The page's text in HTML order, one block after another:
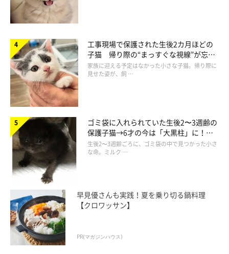
工事現場で保護された生後2カ月ほどの
子猫 帰り際の“まっすぐな視線”が忘れ
られず、家族の一員に
家族に迎える予定はなかった小さな子猫。帰り際に
見せた姿が、飼 …
ゴミ袋に入れられていた生後2〜3週齢の
保護子猫→6才の今は「大黒柱」に！
美しい黒猫に成長した姿にグッとくる
生後2〜3週齢ごろに、ゴミ袋の中で見つかった小さ
な命。ミルク …
早見優さんも実践！夏を乗り切る鍋料理
【クロワッサン】
PR(マガジンハウス)